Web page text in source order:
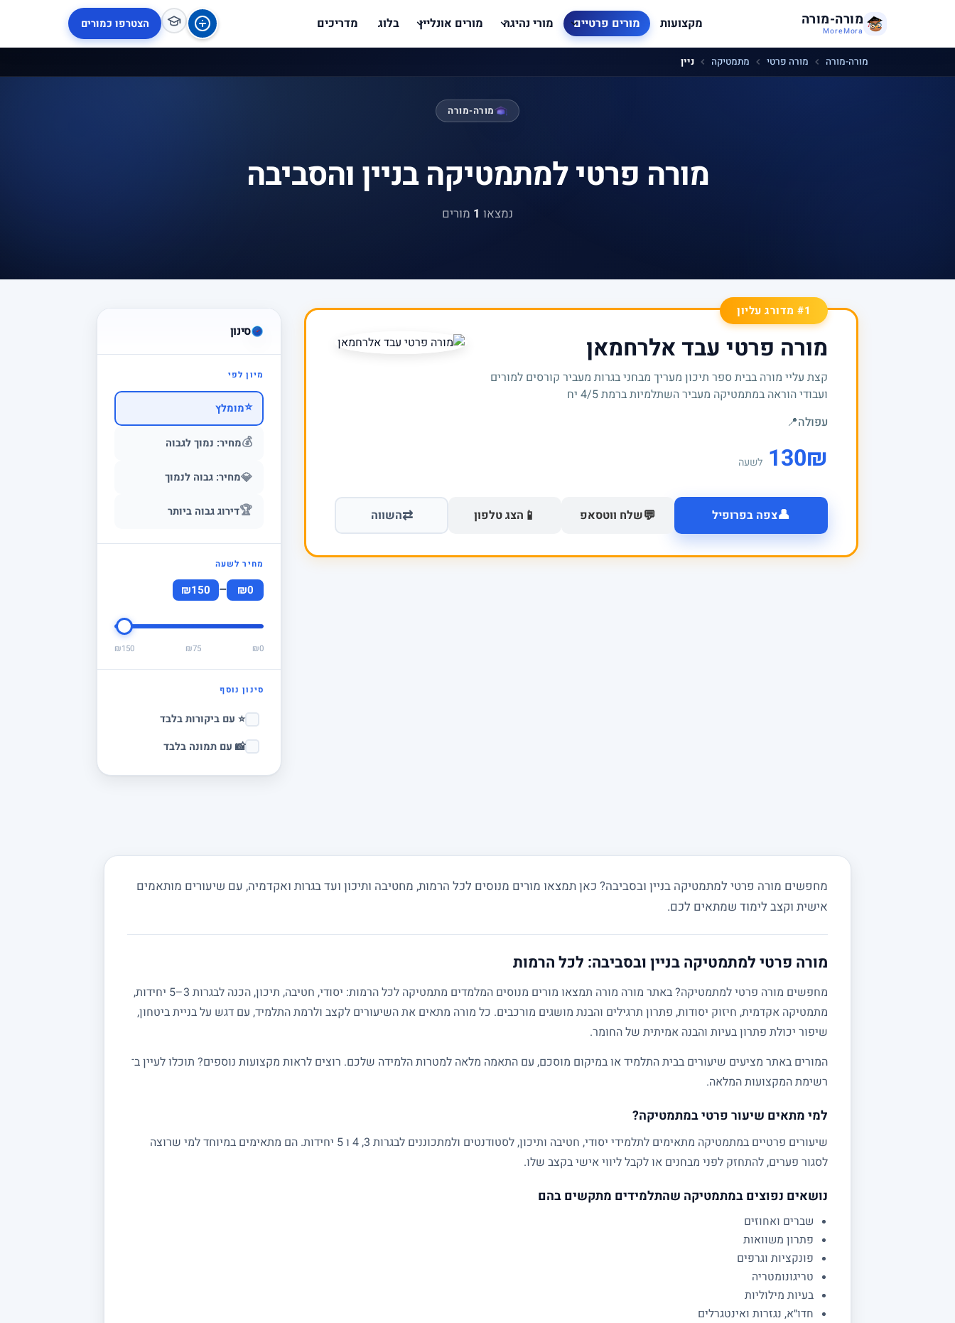
מורה-מורה
MoreMora מקצועות מורים פרטיים מורי נהיגה מורים אונליין בלוג מדריכים הצטרפו כמורים
מורה-מורה מורה פרטי מתמטיקה ניין
מורה-מורה
מורה פרטי למתמטיקה בניין והסביבה
נמצאו 1 מורים
סינון
מיון לפי
⭐מומלץ
💰מחיר: נמוך לגבוה
💎מחיר: גבוה לנמוך
🏆דירוג גבוה ביותר
מחיר לשעה
₪0
–
₪150
₪0
₪75
₪150
סינון נוסף
⭐ עם ביקורות בלבד
📸 עם תמונה בלבד
#1 מדורג עליון
מורה פרטי עבד אלרחמאן
קצת עליי מורה בבית ספר תיכון מעריך מבחני בגרות מעביר קורסים למורים
ועבודי הוראה במתמטיקה מעביר השתלמיות ברמת 4/5 יח
עפולה📍
₪
130 לשעה
👤צפה בפרופיל 💬שלח ווטסאפ 📱 הצג טלפון ⇄השווה
מחפשים מורה פרטי למתמטיקה בניין ובסביבה? כאן תמצאו מורים מנוסים לכל הרמות, מחטיבה ותיכון ועד בגרות ואקדמיה, עם שיעורים מותאמים
אישית וקצב לימוד שמתאים לכם.
מורה פרטי למתמטיקה בניין ובסביבה: לכל הרמות
מחפשים מורה פרטי למתמטיקה? באתר מורה מורה תמצאו מורים מנוסים המלמדים מתמטיקה לכל הרמות: יסודי, חטיבה, תיכון, הכנה לבגרות 3–5 יחידות,
מתמטיקה אקדמית, חיזוק יסודות, פתרון תרגילים והבנת מושגים מורכבים. כל מורה מתאים את השיעורים לקצב ולרמת התלמיד, עם דגש על בניית ביטחון,
שיפור יכולת פתרון בעיות והבנה אמיתית של החומר.
המורים באתר מציעים שיעורים בבית התלמיד או במיקום מוסכם, עם התאמה מלאה למטרות הלמידה שלכם. רוצים לראות מקצועות נוספים? תוכלו לעיין ב־
רשימת המקצועות המלאה.
למי מתאים שיעור פרטי במתמטיקה?
שיעורים פרטיים במתמטיקה מתאימים לתלמידי יסודי, חטיבה ותיכון, לסטודנטים ולמתכוננים לבגרות 3, 4 ו 5 יחידות. הם מתאימים במיוחד למי שרוצה
לסגור פערים, להתחזק לפני מבחנים או לקבל ליווי אישי בקצב שלו.
נושאים נפוצים במתמטיקה שהתלמידים מתקשים בהם
שברים ואחוזים
פתרון משוואות
פונקציות וגרפים
טריגונומטריה
בעיות מילוליות
חדו״א, נגזרות ואינטגרלים